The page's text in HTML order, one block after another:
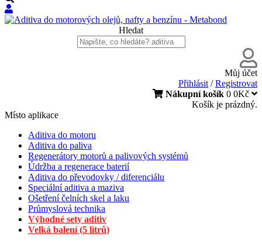
Hledat
Můj účet
Přihlásit /Registrovat
Nákupní košík 0 0Kč
Košík je prázdný.
Místo aplikace
Aditiva do motoru
Aditiva do paliva
Regenerátory motorů a palivových systémů
Údržba a regenerace baterií
Aditiva do převodovky / diferenciálu
Speciální aditiva a maziva
Ošetření čelních skel a laku
Průmyslová technika
Výhodné sety aditiv
Velká balení (5 litrů)